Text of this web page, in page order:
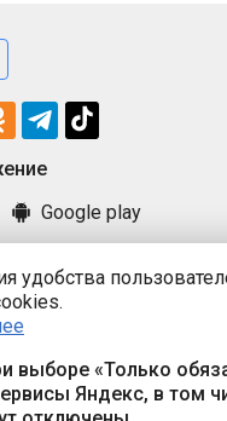
удобства
выборе «Только
Яндекс, в том
Google play
предложений
ООО «ПРАЦА БАЙ»
220114, г. Минск, пр-т